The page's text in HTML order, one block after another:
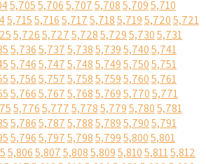
5,7055,7065,7075,7085,7095,710
5,7155,7165,7175,7185,7195,7205,721
5,7265,7275,7285,7295,7305,731
5,7365,7375,7385,7395,7405,741
5,7465,7475,7485,7495,7505,751
5,7565,7575,7585,7595,7605,761
5,7665,7675,7685,7695,7705,771
5,7765,7775,7785,7795,7805,781
5,7865,7875,7885,7895,7905,791
5,7965,7975,7985,7995,8005,801
5,8065,8075,8085,8095,8105,8115,812